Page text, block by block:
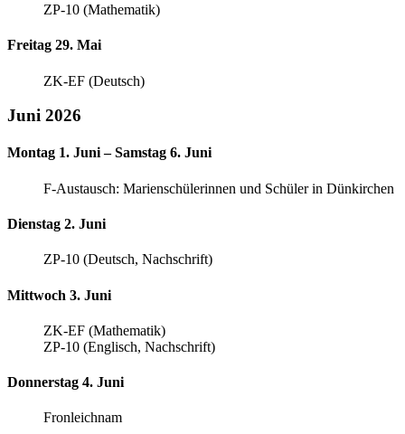
ZP-10 (Mathematik)
Freitag 29. Mai
ZK-EF (Deutsch)
Juni 2026
Montag 1. Juni – Samstag 6. Juni
F-Austausch: Marienschülerinnen und Schüler in Dünkirchen
Dienstag 2. Juni
ZP-10 (Deutsch, Nachschrift)
Mittwoch 3. Juni
ZK-EF (Mathematik)
ZP-10 (Englisch, Nachschrift)
Donnerstag 4. Juni
Fronleichnam